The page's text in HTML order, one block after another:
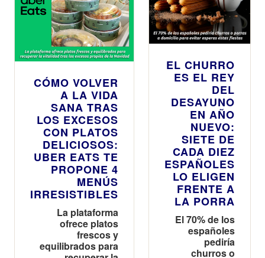
CÓMO VOLVER
A LA VIDA
SANA TRAS
LOS EXCESOS
CON PLATOS
DELICIOSOS:
UBER EATS TE
PROPONE 4
MENÚS
IRRESISTIBLES
La plataforma
ofrece platos
frescos y
equilibrados para
EL CHURRO
ES EL REY
DEL
DESAYUNO
EN AÑO
NUEVO:
SIETE DE
CADA DIEZ
ESPAÑOLES
LO ELIGEN
FRENTE A
LA PORRA
El 70% de los
españoles
pediría
churros o